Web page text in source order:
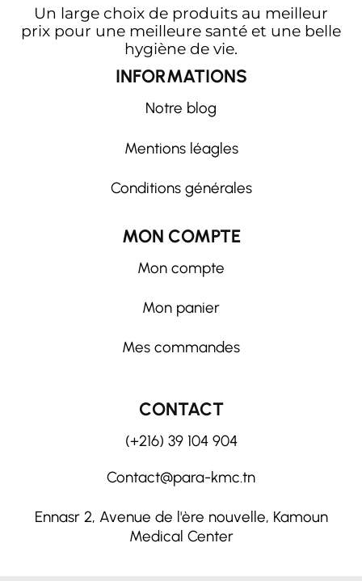
Un large choix de produits au meilleur
prix pour une meilleure santé et une belle
hygiène de vie.
INFORMATIONS
Notre blog
Mentions léagles
Conditions générales
MON COMPTE
Mon compte
Mon panier
Mes commandes
CONTACT
(+216) 39 104 904
Contact@para-kmc.tn
Ennasr 2, Avenue de l'ère nouvelle, Kamoun
Medical Center